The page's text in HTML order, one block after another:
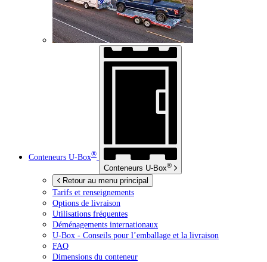
Conteneurs U-Box®
Conteneurs U-Box®
Retour au menu principal
Tarifs et renseignements
Options de livraison
Utilisations fréquentes
Déménagements internationaux
U-Box - Conseils pour l’emballage et la livraison
FAQ
Dimensions du conteneur